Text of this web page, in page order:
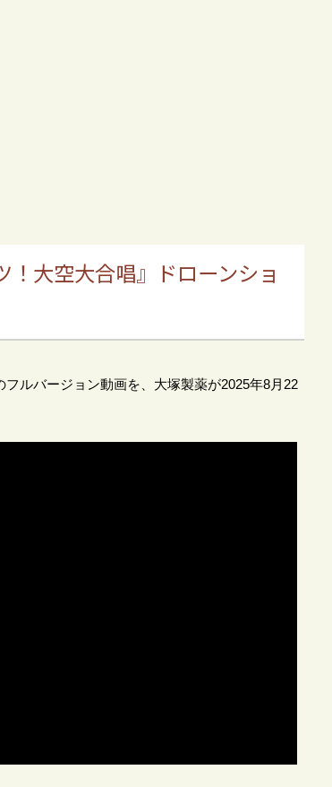
！大空大合唱』ドローンショ
ルバージョン動画を、大塚製薬が2025年8月22